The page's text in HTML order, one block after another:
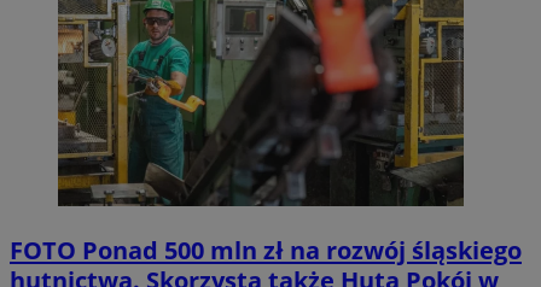
FOTO Ponad 500 mln zł na rozwój śląskiego
hutnictwa. Skorzysta także Huta Pokój w